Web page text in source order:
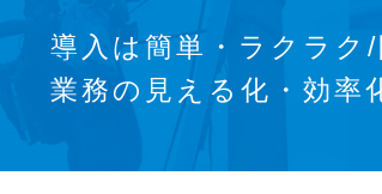
導入は簡単・ラクラク
業務の見える化・効率